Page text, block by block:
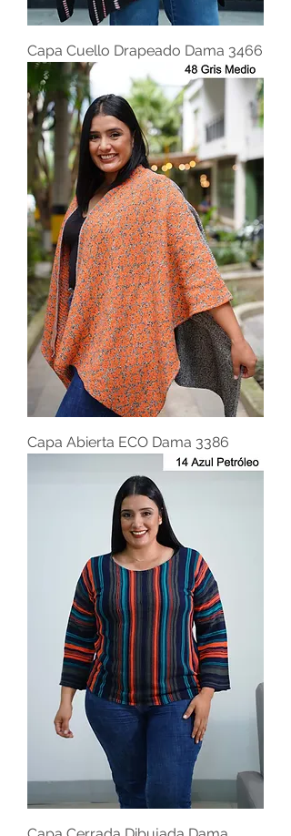
Capa Cuello Drapeado Dama 3466
Capa Abierta ECO Dama 3386